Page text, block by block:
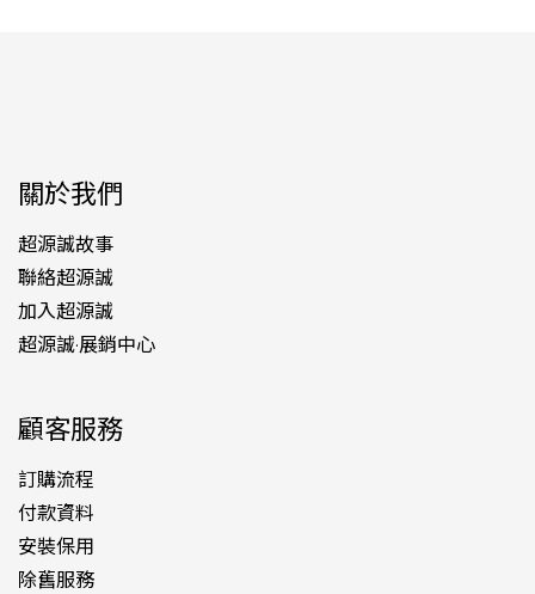
關於我們
超源誠故事
聯絡超源誠
加入超源誠
超源誠·展銷中心
顧客服務
訂購流程
付款資料
安裝保用
除舊服務